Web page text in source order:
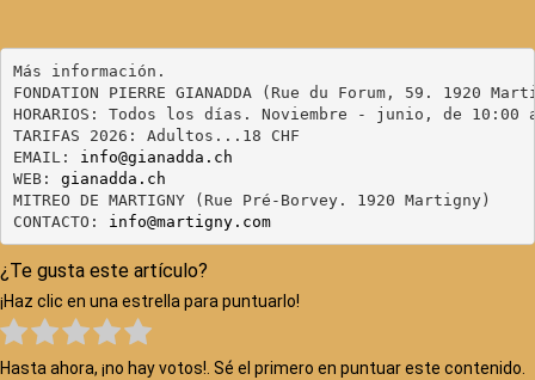
Más información.
FONDATION PIERRE GIANADDA (Rue du Forum, 59. 1920
HORARIOS: Todos los días. Noviembre - junio, de
TARIFAS 2026: Adultos...18 CHF
EMAIL: info@gianadda.ch
WEB: gianadda.ch
MITREO DE MARTIGNY ( Rue Pré-Borvey. 1920
CONTACTO: info@martigny.com
¿Te gusta este artículo?
¡Haz clic en una estrella para puntuarlo!
Hasta ahora, ¡no hay votos!. Sé el primero en puntuar este contenido.